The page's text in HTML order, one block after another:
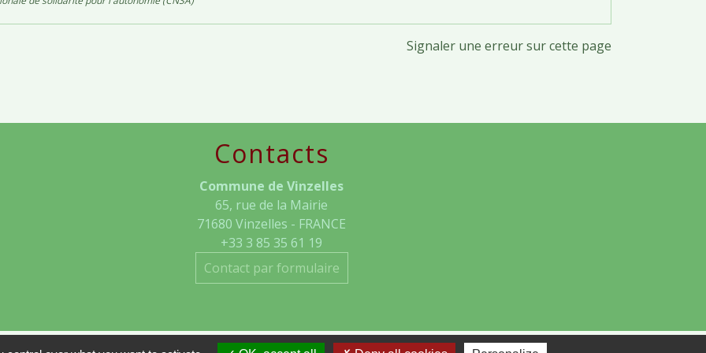
Signaler une erreur sur cette page
Contacts
Commune de Vinzelles
65, rue de la Mairie
71680 Vinzelles - FRANCE
+33 3 85 35 61 19
Contact par formulaire